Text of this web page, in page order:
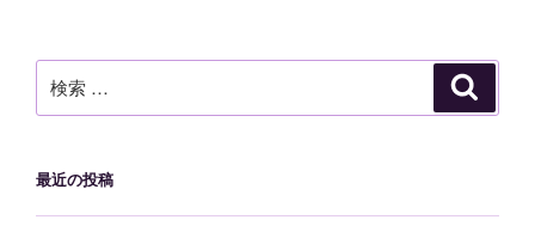
ン
索:
最近の投稿